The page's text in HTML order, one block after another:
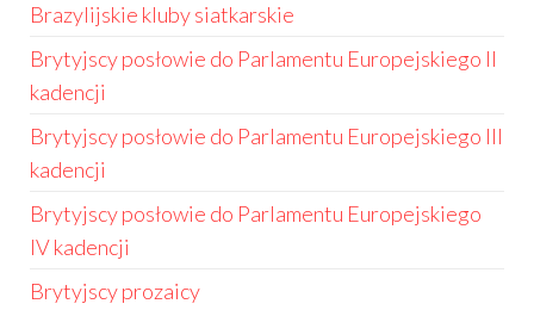
Brazylijskie kluby siatkarskie
Brytyjscy posłowie do Parlamentu Europejskiego II
kadencji
Brytyjscy posłowie do Parlamentu Europejskiego III
kadencji
Brytyjscy posłowie do Parlamentu Europejskiego
IV kadencji
Brytyjscy prozaicy